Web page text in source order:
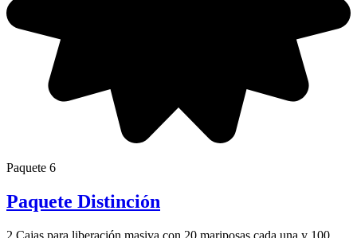
Paquete 6
Paquete Distinción
2 Cajas para liberación masiva con 20 mariposas cada una y 100